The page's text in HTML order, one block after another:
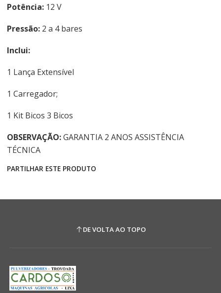
Potência:12 V
Pressão:2 a 4 bares
Inclui:
1 Lança Extensível
1 Carregador;
1 Kit Bicos 3 Bicos
OBSERVAÇÃO:GARANTIA 2 ANOS ASSISTÊNCIA
TÉCNICA
PARTILHAR ESTE PRODUTO
DE VOLTA AO TOPO